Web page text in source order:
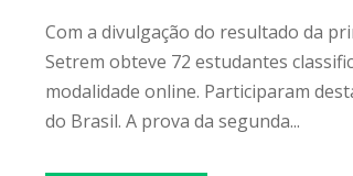
Com a divulgação do resultado da
Setrem obteve 72 estudantes
modalidade online. Participaram
do Brasil. A prova da segunda...